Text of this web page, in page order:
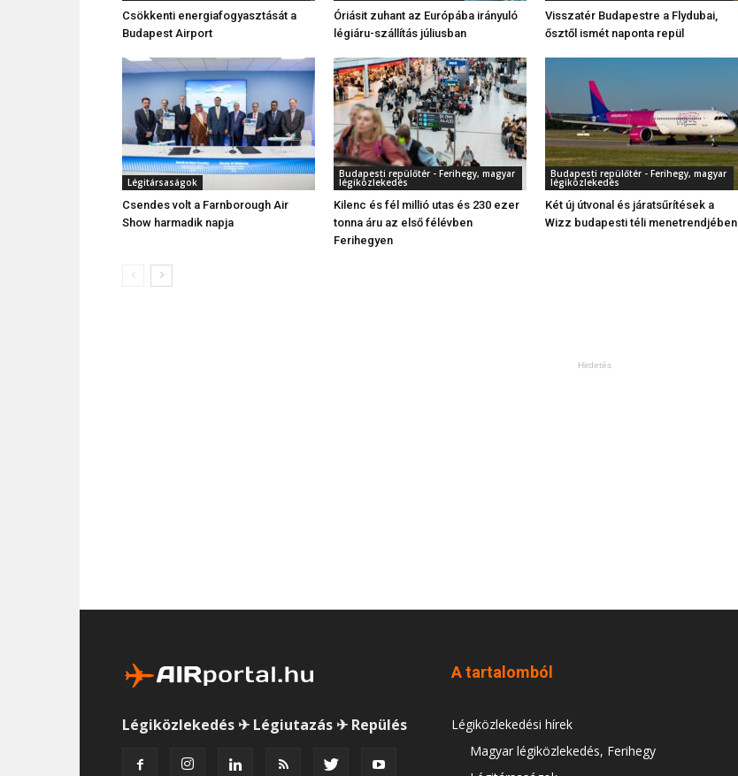
Csökkenti energiafogyasztását a
Budapest Airport
Óriásit zuhant az Európába irányuló
légiáru-szállítás júliusban
Visszatér Budapestre a Flydubai,
ősztől ismét naponta repül
Légitársaságok
Csendes volt a Farnborough Air
Show harmadik napja
Budapesti repülőtér - Ferihegy, magyar
légiközlekedés
Kilenc és fél millió utas és 230 ezer
tonna áru az első félévben
Ferihegyen
Budapesti repülőtér - Ferihegy, magyar
légiközlekedés
Két új útvonal és járatsűrítések a
Wizz budapesti téli menetrendjében
Hirdetés
Légiközlekedés ✈ Légiutazás ✈ Repülés
A tartalomból
Légiközlekedési hírek
Magyar légiközlekedés, Ferihegy